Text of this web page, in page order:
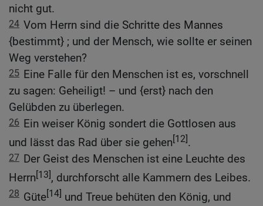
nicht gut.
24 Vom Herrn sind die Schritte des Mannes
{bestimmt} ; und der Mensch, wie sollte er seinen
Weg verstehen?
25 Eine Falle für den Menschen ist es, vorschnell
zu sagen: Geheiligt! – und {erst} nach den
Gelübden zu überlegen.
26 Ein weiser König sondert die Gottlosen aus
und lässt das Rad über sie gehen[12].
27 Der Geist des Menschen ist eine Leuchte des
Herrn[13], durchforscht alle Kammern des Leibes.
28 Güte[14] und Treue behüten den König, und